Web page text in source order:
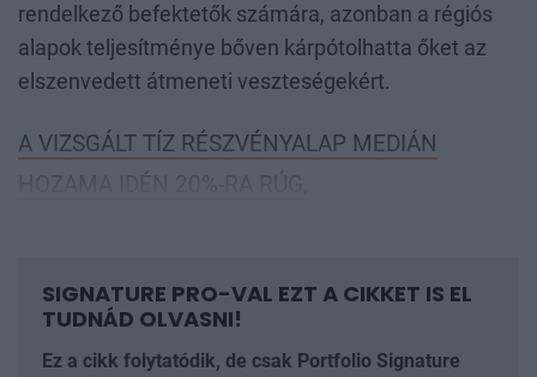
rendelkező befektetők számára, azonban a régiós
alapok teljesítménye bőven kárpótolhatta őket az
elszenvedett átmeneti veszteségekért.
A VIZSGÁLT TÍZ RÉSZVÉNYALAP MEDIÁN
SIGNATURE PRO-VAL EZT A CIKKET IS EL
TUDNÁD OLVASNI!
Ez a cikk folytatódik, de csak Portfolio Signature